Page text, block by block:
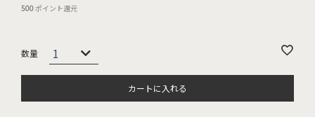
500ポイント還元
カートに入れる